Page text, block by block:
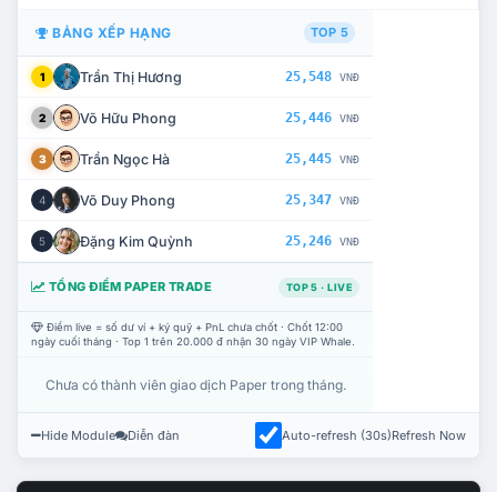
BẢNG XẾP HẠNG TOP 5
1 Trần Thị Hương 25,548 VNĐ
2 Võ Hữu Phong 25,446 VNĐ
3 Trần Ngọc Hà 25,445 VNĐ
4 Võ Duy Phong 25,347 VNĐ
5 Đặng Kim Quỳnh 25,246 VNĐ
TỔNG ĐIỂM PAPER TRADE TOP 5 · LIVE
Điểm live = số dư ví + ký quỹ + PnL chưa chốt · Chốt 12:00
ngày cuối tháng · Top 1 trên 20.000 đ nhận 30 ngày VIP Whale.
Chưa có thành viên giao dịch Paper trong tháng.
Hide Module Diễn đàn Auto-refresh (30s)Refresh Now